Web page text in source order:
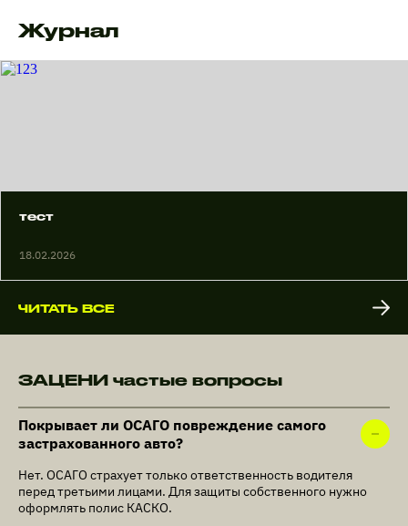
Журнал
тест
18.02.2026
ЧИТАТЬ ВСЕ
ЗАЦЕНИ частые вопросы
Покрывает ли ОСАГО повреждение самого
застрахованного авто?
Нет. ОСАГО страхует только ответственность водителя
перед третьими лицами. Для защиты собственного нужно
оформлять полис КАСКО.